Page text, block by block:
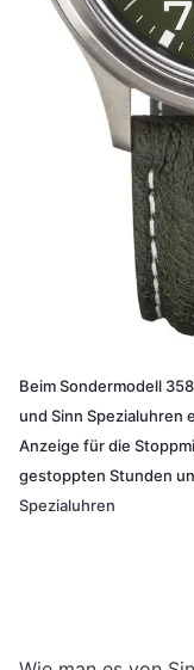
Beim Sondermodell
und Sinn Spezialuhren
Anzeige für die
gestoppten Stunden
Spezialuhren